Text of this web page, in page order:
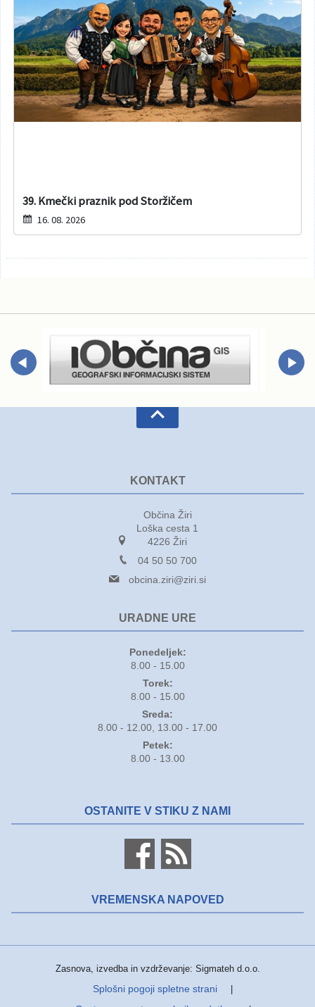
39. Kmečki praznik pod Storžičem
16. 08. 2026
KONTAKT
Občina Žiri
Loška cesta 1
4226 Žiri
04 50 50 700
obcina.ziri@ziri.si
URADNE URE
Ponedeljek:
8.00 - 15.00
Torek:
8.00 - 15.00
Sreda:
8.00 - 12.00, 13.00 - 17.00
Petek:
8.00 - 13.00
OSTANITE V STIKU Z NAMI
VREMENSKA NAPOVED
Zasnova, izvedba in vzdrževanje: Sigmateh d.o.o.
Splošni pogoji spletne strani